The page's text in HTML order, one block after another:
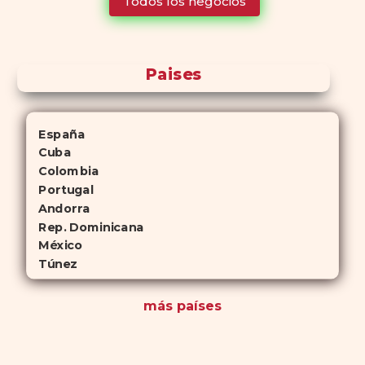
para quienes no desean planificar sus actividades románticas con
Paises
España
Cuba
Colombia
Portugal
Andorra
Rep. Dominicana
México
Túnez
más países